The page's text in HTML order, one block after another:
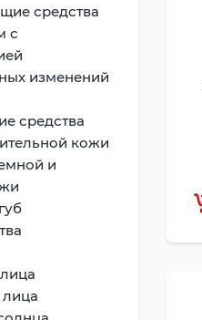
средства
с
изменений
средства
кожи
и